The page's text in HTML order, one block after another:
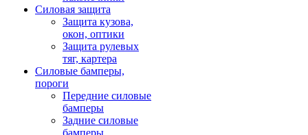
Силовая защита
Защита кузова,
окон, оптики
Защита рулевых
тяг, картера
Силовые бамперы,
пороги
Передние силовые
бамперы
Задние силовые
бамперы